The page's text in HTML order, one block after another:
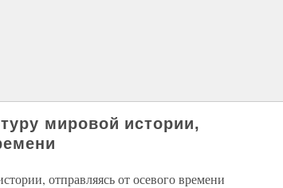
мировой истории,
отправляясь от осевого времени